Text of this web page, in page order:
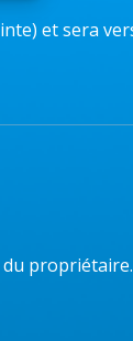
et sera
du propriétaire.